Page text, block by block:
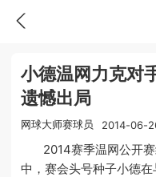
小德温网力克对
遗憾出局
网球大师赛球员 2014-06-
2014赛季温网公开赛
中，赛会头号种子小德